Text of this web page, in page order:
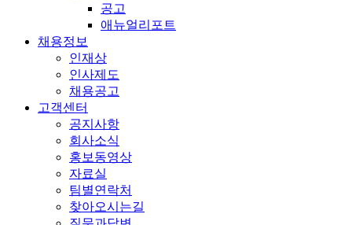
공고
애뉴얼리포트
채용정보
인재상
인사제도
채용공고
고객센터
공지사항
회사소식
홍보동영상
자료실
팀별연락처
찾아오시는길